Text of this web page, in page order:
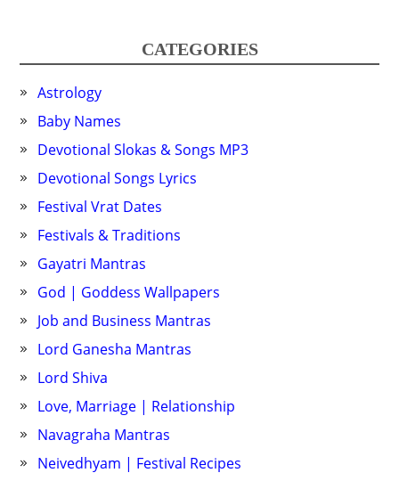
CATEGORIES
Astrology
Baby Names
Devotional Slokas & Songs MP3
Devotional Songs Lyrics
Festival Vrat Dates
Festivals & Traditions
Gayatri Mantras
God | Goddess Wallpapers
Job and Business Mantras
Lord Ganesha Mantras
Lord Shiva
Love, Marriage | Relationship
Navagraha Mantras
Neivedhyam | Festival Recipes